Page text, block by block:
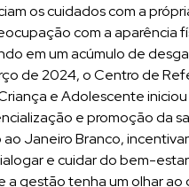
os cuidados com a
com a aparência
em um acúmulo de
de 2024, o Centro de
e Adolescente
e promoção da
Janeiro Branco,
e cuidar do bem-
a gestão tenha um olhar ao